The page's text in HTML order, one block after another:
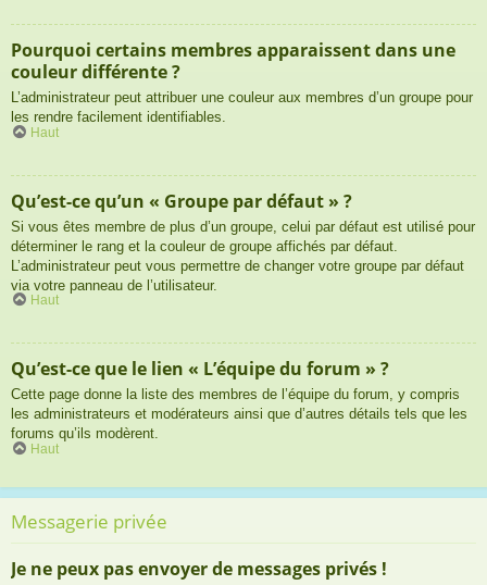
Pourquoi certains membres apparaissent dans une
couleur différente ?
L’administrateur peut attribuer une couleur aux membres d’un groupe pour
les rendre facilement identifiables.
Haut
Qu’est-ce qu’un « Groupe par défaut » ?
Si vous êtes membre de plus d’un groupe, celui par défaut est utilisé pour
déterminer le rang et la couleur de groupe affichés par défaut.
L’administrateur peut vous permettre de changer votre groupe par défaut
via votre panneau de l’utilisateur.
Haut
Qu’est-ce que le lien « L’équipe du forum » ?
Cette page donne la liste des membres de l’équipe du forum, y compris
les administrateurs et modérateurs ainsi que d’autres détails tels que les
forums qu’ils modèrent.
Haut
Messagerie privée
Je ne peux pas envoyer de messages privés !